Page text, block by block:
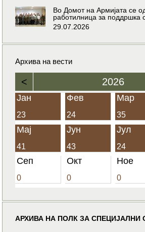
Во Домот на Армијата се
работилница за поддршка
29.07.2026
Архива на вести
< 2026
Јан
23
Фев
24
Мар
35
Мај
41
Јун
43
Јул
24
Сеп
0
Окт
0
Ное
0
АРХИВА НА ПОЛК ЗА СПЕЦИЈАЛНИ